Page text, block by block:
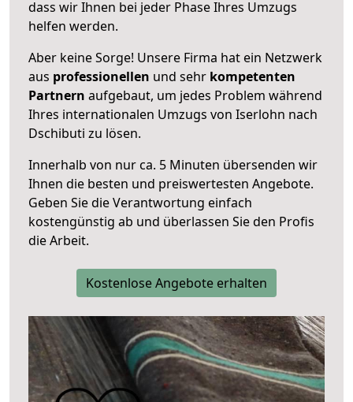
dass wir Ihnen bei jeder Phase Ihres Umzugs
helfen werden.
Aber keine Sorge! Unsere Firma hat ein Netzwerk
aus professionellen und sehr kompetenten
Partnern aufgebaut, um jedes Problem während
Ihres internationalen Umzugs von Iserlohn nach
Dschibuti zu lösen.
Innerhalb von nur ca. 5 Minuten übersenden wir
Ihnen die besten und preiswertesten Angebote.
Geben Sie die Verantwortung einfach
kostengünstig ab und überlassen Sie den Profis
die Arbeit.
Kostenlose Angebote erhalten